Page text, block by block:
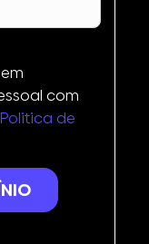
com
Politica de